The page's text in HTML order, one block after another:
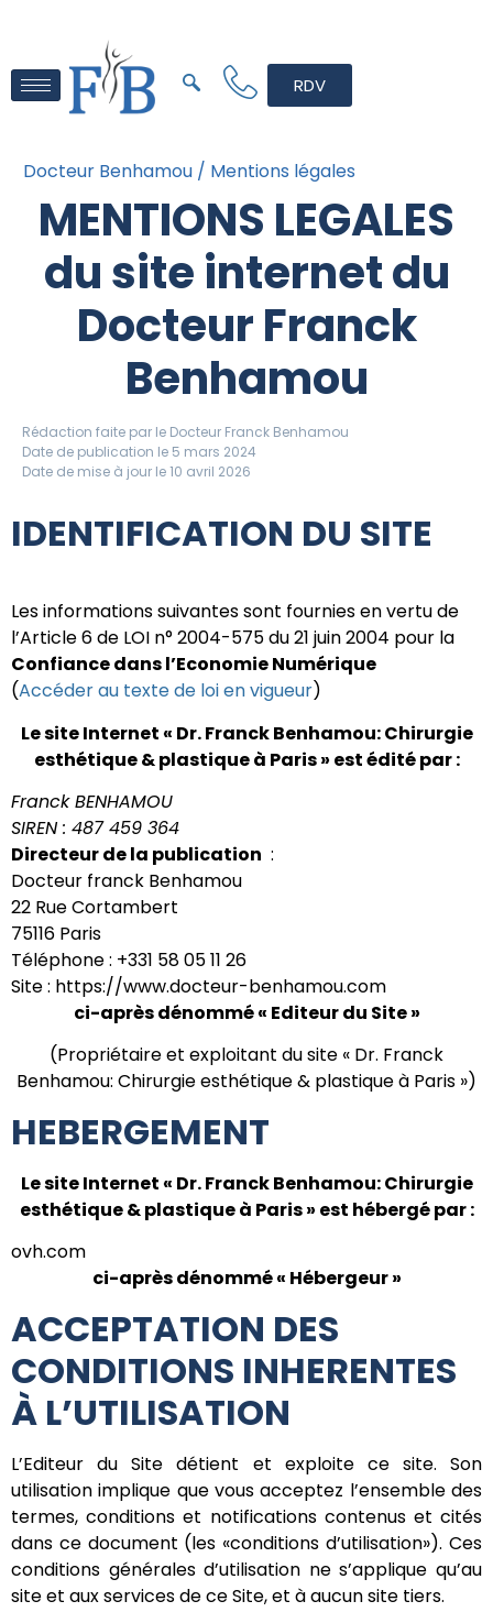
RDV
Docteur Benhamou / Mentions légales
MENTIONS LEGALES
du site internet du
Docteur Franck
Benhamou
Rédaction faite par le Docteur Franck Benhamou
Date de publication le 5 mars 2024
Date de mise à jour le 10 avril 2026
IDENTIFICATION DU SITE
Les informations suivantes sont fournies en vertu de
l’Article 6 de LOI n° 2004-575 du 21 juin 2004 pour la
Confiance dans l’Economie Numérique
(Accéder au texte de loi en vigueur)
Le site Internet « Dr. Franck Benhamou: Chirurgie
esthétique & plastique à Paris » est édité par :
Franck BENHAMOU
SIREN : 487 459 364
Directeur de la publication :
Docteur franck Benhamou
22 Rue Cortambert
75116 Paris
Téléphone : +331 58 05 11 26
Site : https://www.docteur-benhamou.com
ci-après dénommé « Editeur du Site »
(Propriétaire et exploitant du site « Dr. Franck
Benhamou: Chirurgie esthétique & plastique à Paris »)
HEBERGEMENT
Le site Internet « Dr. Franck Benhamou: Chirurgie
esthétique & plastique à Paris » est hébergé par :
ovh.com
ci-après dénommé « Hébergeur »
ACCEPTATION DES
CONDITIONS INHERENTES
À L’UTILISATION
L’Editeur du Site détient et exploite ce site. Son
utilisation implique que vous acceptez l’ensemble des
termes, conditions et notifications contenus et cités
dans ce document (les «conditions d’utilisation»). Ces
conditions générales d’utilisation ne s’applique qu’au
site et aux services de ce Site, et à aucun site tiers.